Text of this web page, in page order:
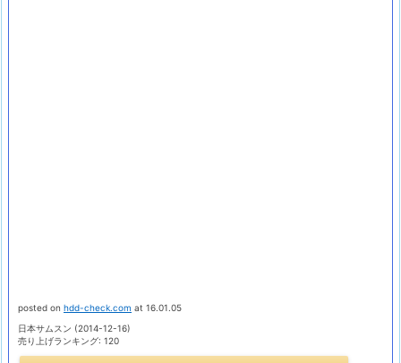
posted on hdd-check.com at 16.01.05
日本サムスン (2014-12-16)
売り上げランキング: 120